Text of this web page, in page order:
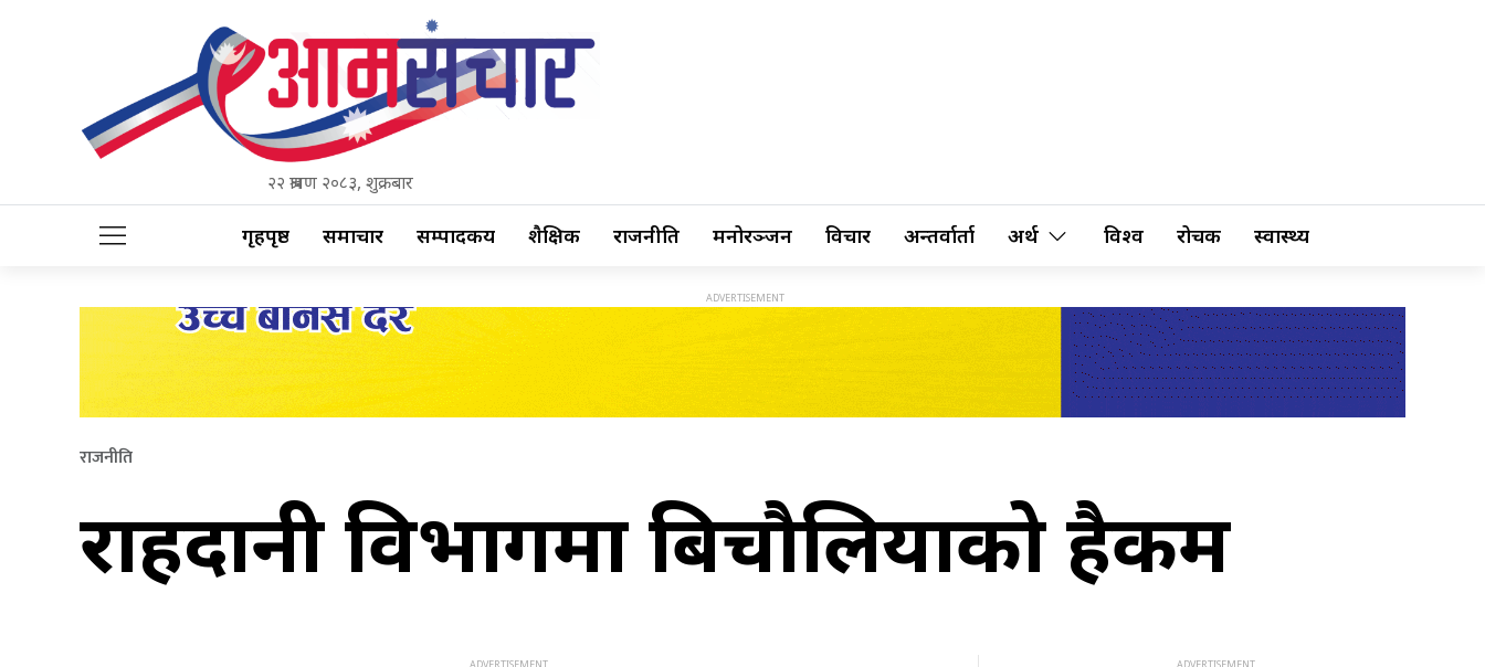
२२ श्रावण २०८३, शुक्रबार
गृहपृष्ठ समाचार सम्पादकीय शैक्षिक राजनीति मनोरञ्जन विचार अन्तर्वार्ता अर्थ विश्व रोचक स्वास्थ्य
राजनीति
राहदानी विभागमा बिचौलियाको हैकम